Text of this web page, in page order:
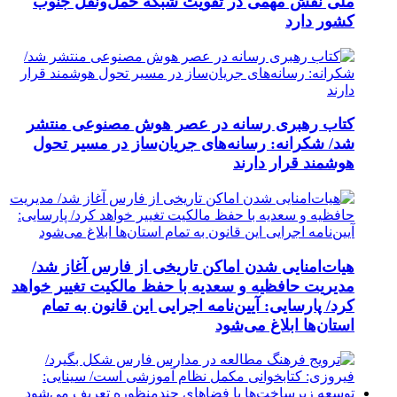
کشور دارد
کتاب رهبری رسانه در عصر هوش مصنوعی منتشر
شد/ شکرانه: رسانه‌های جریان‌ساز در مسیر تحول
هوشمند قرار دارند
هیات‌امنایی شدن اماکن تاریخی از فارس آغاز شد/
مدیریت حافظیه و سعدیه با حفظ مالکیت تغییر خواهد
کرد/ پارسایی: آیین‌نامه اجرایی این قانون به تمام
استان‌ها ابلاغ می‌‌شود